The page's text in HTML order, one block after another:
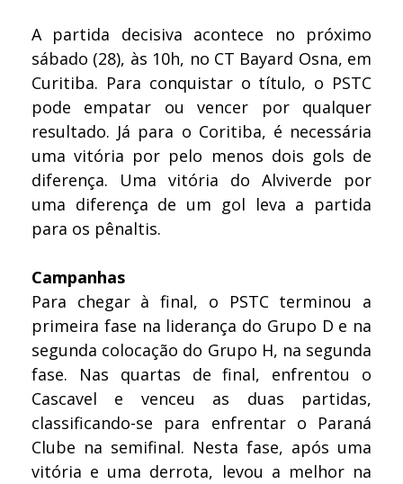
A partida decisiva acontece no próximo
sábado (28), às 10h, no CT Bayard Osna, em
Curitiba. Para conquistar o título, o PSTC
pode empatar ou vencer por qualquer
resultado. Já para o Coritiba, é necessária
uma vitória por pelo menos dois gols de
diferença. Uma vitória do Alviverde por
uma diferença de um gol leva a partida
para os pênaltis.
Campanhas
Para chegar à final, o PSTC terminou a
primeira fase na liderança do Grupo D e na
segunda colocação do Grupo H, na segunda
fase. Nas quartas de final, enfrentou o
Cascavel e venceu as duas partidas,
classificando-se para enfrentar o Paraná
Clube na semifinal. Nesta fase, após uma
vitória e uma derrota, levou a melhor na